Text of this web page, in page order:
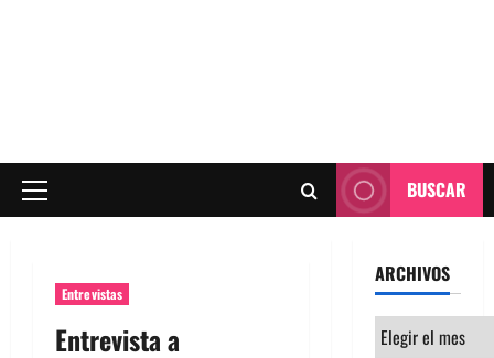
Menú
BUSCAR
Entrevistas
Entrevista a
ARCHIVOS
Archivos